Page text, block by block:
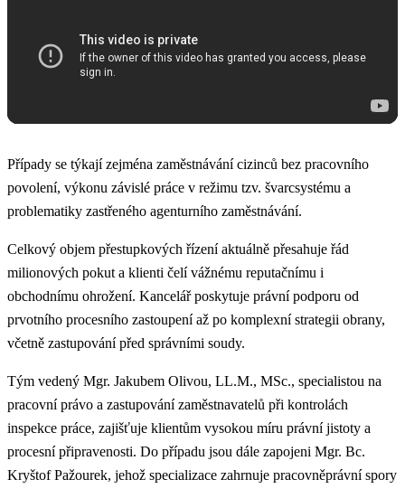
Případy se týkají zejména zaměstnávání cizinců bez pracovního
povolení, výkonu závislé práce v režimu tzv. švarcsystému a
problematiky zastřeného agenturního zaměstnávání.
Celkový objem přestupkových řízení aktuálně přesahuje řád
milionových pokut a klienti čelí vážnému reputačnímu i
obchodnímu ohrožení. Kancelář poskytuje právní podporu od
prvotního procesního zastoupení až po komplexní strategii obrany,
včetně zastupování před správními soudy.
Tým vedený Mgr. Jakubem Olivou, LL.M., MSc., specialistou na
pracovní právo a zastupování zaměstnavatelů při kontrolách
inspekce práce, zajišťuje klientům vysokou míru právní jistoty a
procesní připravenosti. Do případu jsou dále zapojeni Mgr. Bc.
Kryštof Pažourek, jehož specializace zahrnuje pracovněprávní spory